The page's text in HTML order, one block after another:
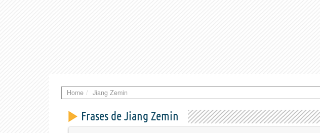
Home Jiang Zemin
Frases de Jiang Zemin